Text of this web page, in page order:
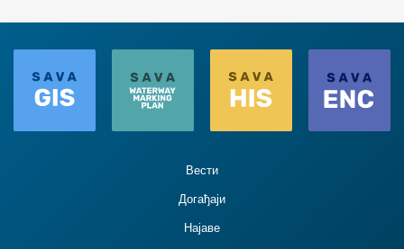
Вести
Догађаји
Најаве